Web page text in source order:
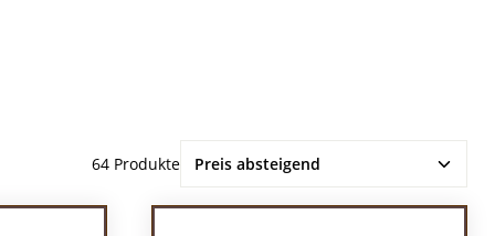
64 Produkte